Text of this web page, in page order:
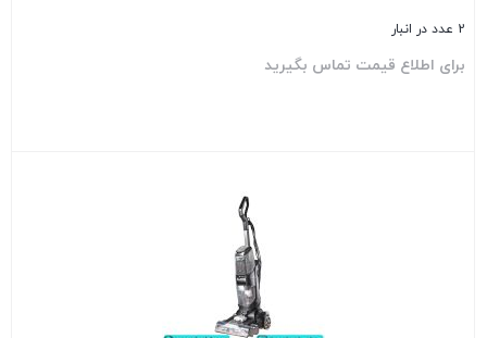
2 عدد در انبار
برای اطلاع قیمت تماس بگیرید